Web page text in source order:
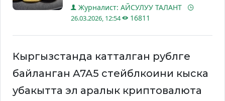
Журналист: АЙСУЛУУ ТАЛАНТ
26.03.2026, 12:54 16811
Кыргызстанда катталган рублге
байланган A7A5 стейблкоини кыска
убакытта эл аралык криптовалюта